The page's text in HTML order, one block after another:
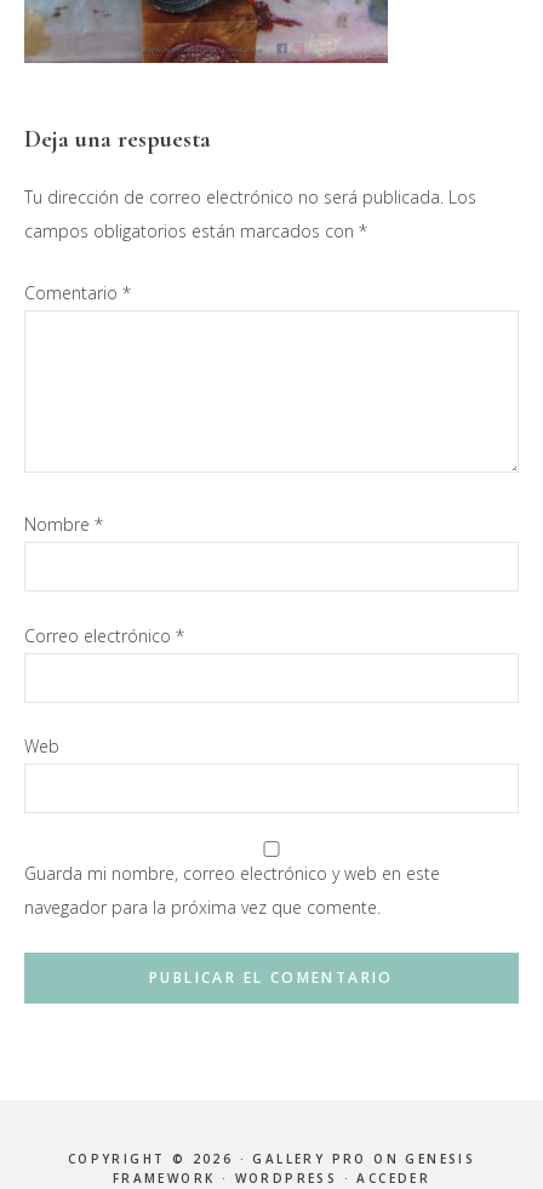
Interacciones
los
Deja una respuesta
Tu dirección de correo electrónico no será publicada. Los
campos obligatorios están marcados con *
Comentario *
Nombre *
Correo electrónico *
Web
Guarda mi nombre, correo electrónico y web en este
navegador para la próxima vez que comente.
COPYRIGHT © 2026 ·GALLERY PRO ONGENESIS
FRAMEWORK
· WORDPRESS ·ACCEDER